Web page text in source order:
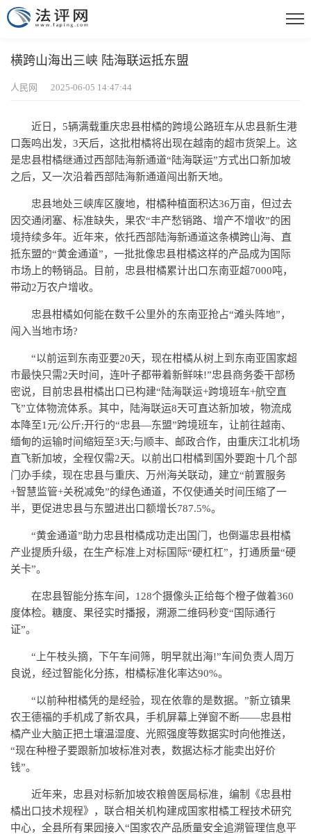
横跨山海出三峡 陆海联运抵东盟
人民网 2025-06-05 14:47:44
近日，5辆满载重庆忠县柑橘的跨境公路班车从忠县新生港
口轰鸣出发，3天后，这批柑橘将出现在越南的超市货架上。这
是忠县柑橘继通过西部陆海新通道“陆海联运”方式出口新加坡
之后，又一次沿着西部陆海新通道闯出新天地。
忠县地处三峡库区腹地，柑橘种植面积达36万亩，但过去
因交通闭塞、标准缺失，果农“丰产愁销路、增产不增收”的困
境持续多年。近年来，依托西部陆海新通道这条横跨山海、直
抵东盟的“黄金通道”，一批批像忠县柑橘这样的产品成为国际
市场上的畅销品。目前，忠县柑橘累计出口东南亚超7000吨，
带动2万农户增收。
忠县柑橘如何能在数千公里外的东南亚抢占“滩头阵地”，
闯入当地市场?
“以前运到东南亚要20天，现在柑橘从树上到东南亚国家超
市最快只需2天时间，连叶子都带着新鲜味!”忠县商务委干部杨
密说，目前忠县柑橘出口已构建“陆海联运+跨境班车+航空直
飞”立体物流体系。其中，陆海联运8天可直达新加坡，物流成
本降至1元/公斤;开行的“忠县—东盟”跨境班车，让前往越南、
缅甸的运输时间缩短至3天;与顺丰、邮政合作，由重庆江北机场
直飞新加坡，全程仅需2天。以前出口柑橘到国外要跑十几个部
门办手续，现在忠县与重庆、万州海关联动，建立“前置服务
+智慧监管+关税减免”的绿色通道，不仅使通关时间压缩了一
半，更促进忠县与东盟进出口额增长787.5%。
“黄金通道”助力忠县柑橘成功走出国门，也倒逼忠县柑橘
产业提质升级，在生产标准上对标国际“硬杠杠”，打通质量“硬
关卡”。
在忠县智能分拣车间，128个摄像头正给每个橙子做着360
度体检。糖度、果径实时播报，溯源二维码秒变“国际通行
证”。
“上午枝头摘，下午车间筛，明早就出海!”车间负责人周万
良说，经过智能化分拣，柑橘标准化率达90%。
“以前种柑橘凭的是经验，现在依靠的是数据。”新立镇果
农王德福的手机成了新农具，手机屏幕上弹窗不断——忠县柑
橘产业大脑正把土壤温湿度、光照强度等数据实时向他推送，
“现在种橙子要跟新加坡标准对表，数据达标才能卖出好价
钱”。
近年来，忠县对标新加坡农粮兽医局标准，编制《忠县柑
橘出口技术规程》，联合相关机构建成国家柑橘工程技术研究
中心，全县所有果园接入“国家农产品质量安全追溯管理信息平